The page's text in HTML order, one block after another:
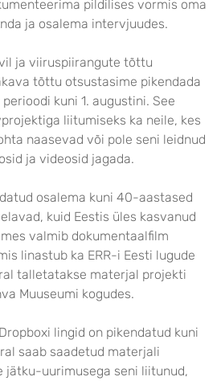
pildilises vormis oma
ja osalema intervjuudes.
ja viiruspiirangute tõttu
tõttu otsustasime pikendada
kuni 1. augustini. See
liitumiseks ka neile, kes
naasevad või pole seni leidnud
ja videosid jagada.
osalema kuni 40-aastased
kuid Eestis üles kasvanud
valmib dokumentaalfilm
linastub ka ERR-i Eesti lugude
talletatakse materjal projekti
Muuseumi kogudes.
lingid on pikendatud kuni
saab saadetud materjali
jätku-uurimusega seni liitunud,